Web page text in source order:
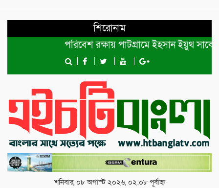
শিরোনাম
পরিবেশ রক্ষায় পাটগ্রামে ইহসান ইয়ুথ সার্কেলের
শনিবার, ০৮ অগাস্ট ২০২৬, ০২:০৮ পূর্বাহ্ন